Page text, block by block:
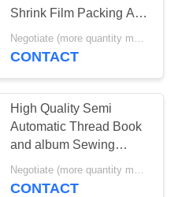
タンプ
3
Shrink Film Packing And
Wrapping Machine
CONTACT
High Quality Semi
Automatic Thread Book
and album Sewing
Machine sXT460C
Negotiate (more quantity more cheap ) MOQ:1セット
CONTACT